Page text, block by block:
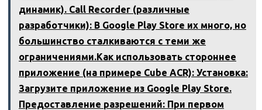
динамик). Call Recorder (различные
разработчики): В Google Play Store их много, но
большинство сталкиваются с теми же
ограничениями.Как использовать стороннее
приложение (на примере Cube ACR): Установка:
Загрузите приложение из Google Play Store.
Предоставление разрешений: При первом